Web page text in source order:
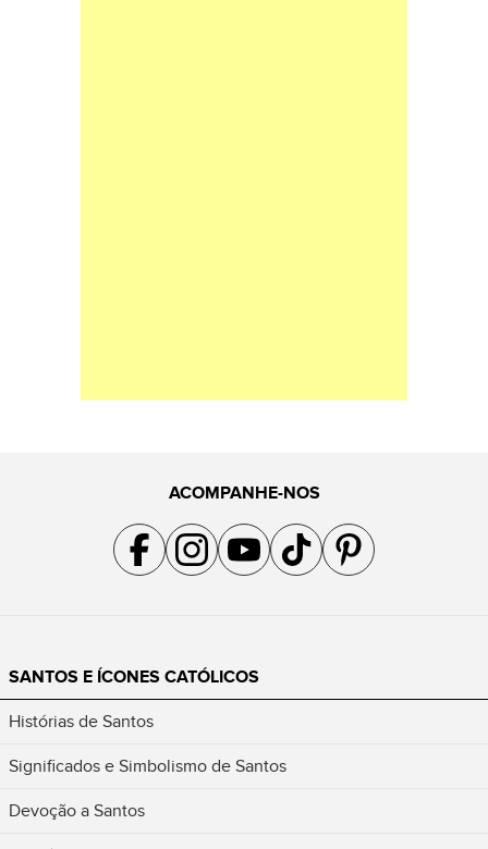
ACOMPANHE-NOS
Acompanhe a gente no Facebook
Acompanhe a gente no Instagram
Acompanhe a gente no YouTube
Acompanhe a gente no TikTok
Acompanhe a gente no
SANTOS E ÍCONES CATÓLICOS
Histórias de Santos
Significados e Simbolismo de Santos
Devoção a Santos